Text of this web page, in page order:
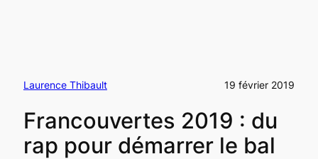
Laurence Thibault 19 février 2019
Francouvertes 2019 : du
rap pour démarrer le bal